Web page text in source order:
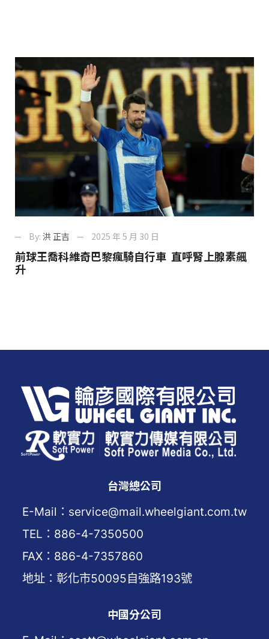
By: 洪 正吉 2025 年 5 月 30 日
前球王喬科維奇巴黎瘋騎自行車 直呼腎上腺素飆
升
台灣總公司
E-Mail：service@mail.wheelgiant.com.tw
TEL：886-4-7350500
FAX：886-4-7357860
地址：彰化市50095自強路193號
中國分公司